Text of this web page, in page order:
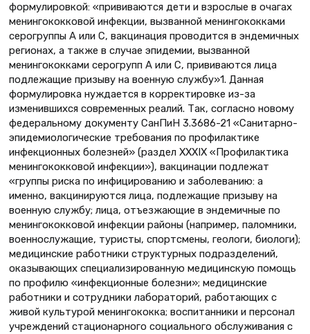
формулировкой: «прививаются дети и взрослые в очагах
менингококковой инфекции, вызванной менингококками
серогруппы А или С, вакцинация проводится в эндемичных
регионах, а также в случае эпидемии, вызванной
менингококками серогрупп А или С, прививаются лица
подлежащие призыву на военную службу»1. Данная
формулировка нуждается в корректировке из-за
изменившихся современных реалий. Так, согласно новому
федеральному документу СанПиН 3.3686-21 «Санитарно-
эпидемиологические требования по профилактике
инфекционных болезней» (раздел XXXIX «Профилактика
менингококковой инфекции»), вакцинации подлежат
«группы риска по инфицированию и заболеванию: а
именно, вакцинируются лица, подлежащие призыву на
военную службу; лица, отъезжающие в эндемичные по
менингококковой инфекции районы (например, паломники,
военнослужащие, туристы, спортсмены, геологи, биологи);
медицинские работники структурных подразделений,
оказывающих специализированную медицинскую помощь
по профилю «инфекционные болезни»; медицинские
работники и сотрудники лабораторий, работающих с
живой культурой менингококка; воспитанники и персонал
учреждений стационарного социального обслуживания с